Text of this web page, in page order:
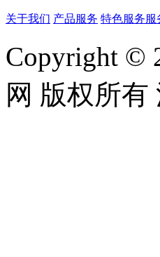
关于我们 产品服务 特色服务服
Copyright ©
网 版权所有